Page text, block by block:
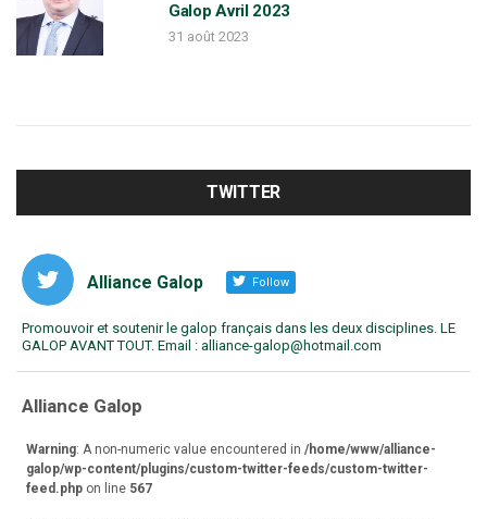
Galop Avril 2023
31 août 2023
TWITTER
Alliance Galop Follow
Promouvoir et soutenir le galop français dans les deux disciplines. LE
GALOP AVANT TOUT. Email : alliance-galop@hotmail.com
Alliance Galop
Warning: A non-numeric value encountered in /home/www/alliance-
galop/wp-content/plugins/custom-twitter-feeds/custom-twitter-
feed.php on line 567